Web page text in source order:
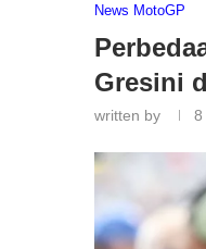
News MotoGP
Gresini
written by 8